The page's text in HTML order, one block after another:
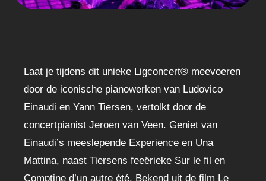
Laat je tijdens dit unieke Ligconcert® meevoeren
door de iconische pianowerken van Ludovico
Einaudi en Yann Tiersen, vertolkt door de
concertpianist Jeroen van Veen. Geniet van
Einaudi’s meeslepende Experience en Una
Mattina, naast Tiersens feeërieke Sur le fil en
Comptine d’un autre été. Bekend uit de film Le